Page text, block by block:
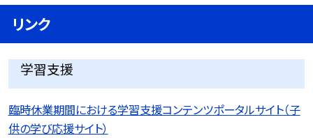
リンク
学習支援
臨時休業期間における学習支援コンテンツポータルサイト（子
供の学び応援サイト）